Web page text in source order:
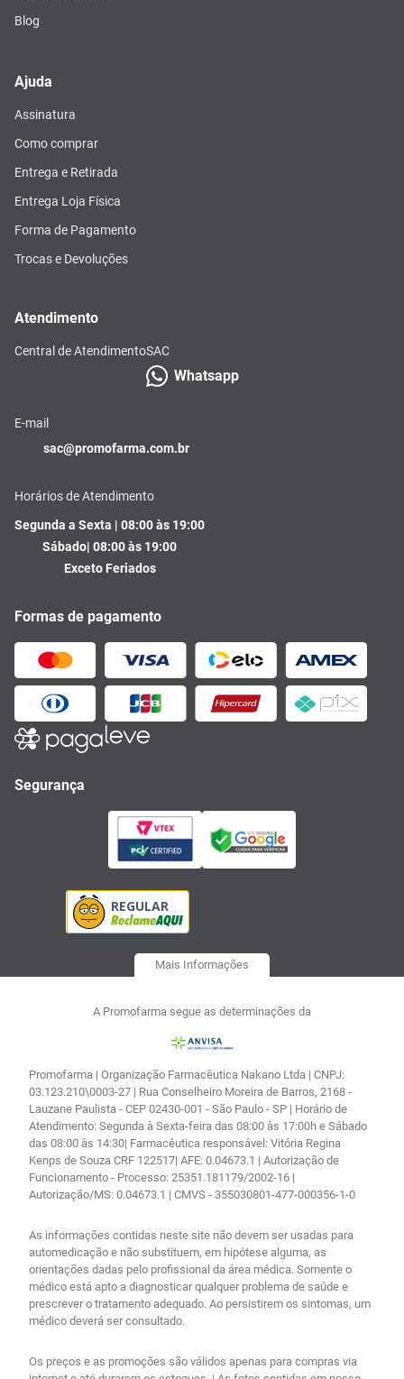
Blog
Ajuda
Assinatura
Como comprar
Entrega e Retirada
Entrega Loja Física
Forma de Pagamento
Trocas e Devoluções
Atendimento
Central de AtendimentoSAC
Whatsapp
E-mail
sac@promofarma.com.br
Horários de Atendimento
Segunda a Sexta | 08:00 às 19:00
Sábado| 08:00 às 19:00
Exceto Feriados
Formas de pagamento
Segurança
Mais Informações
A Promofarma segue as determinações da
Promofarma | Organização Farmacêutica Nakano Ltda | CNPJ:
03.123.210\0003-27 | Rua Conselheiro Moreira de Barros, 2168 -
Lauzane Paulista - CEP 02430-001 - São Paulo - SP | Horário de
Atendimento: Segunda à Sexta-feira das 08:00 às 17:00h e Sábado
das 08:00 às 14:30| Farmacêutica responsável: Vitória Regina
Kenps de Souza CRF 122517| AFE: 0.04673.1 | Autorização de
Funcionamento - Processo: 25351.181179/2002-16 |
Autorização/MS: 0.04673.1 | CMVS - 355030801-477-000356-1-0
As informações contidas neste site não devem ser usadas para
automedicação e não substituem, em hipótese alguma, as
orientações dadas pelo profissional da área médica. Somente o
médico está apto a diagnosticar qualquer problema de saúde e
prescrever o tratamento adequado. Ao persistirem os sintomas, um
médico deverá ser consultado.
Os preços e as promoções são válidos apenas para compras via